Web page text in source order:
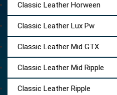
Classic Leather Horween
Classic Leather Lux Pw
Classic Leather Mid GTX
Classic Leather Mid Ripple
Classic Leather Ripple